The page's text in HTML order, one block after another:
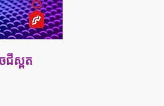
ជីស្ពត